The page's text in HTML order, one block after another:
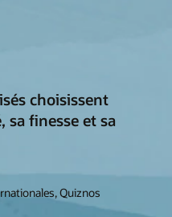
choisissent
sa finesse et sa
Quiznos